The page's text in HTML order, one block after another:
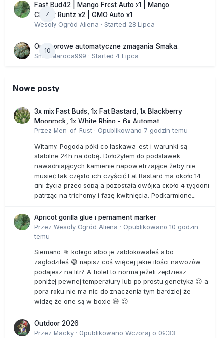
7
Fast Bud42 | Mango Frost Auto x1 | Mango
Cherry Runtz x2 | GMO Auto x1
Wesoły Ogród Aliena · Started 28 Lipca
10
Outdoorowe automatyczne zmagania Smaka.
SmakMaroca999 · Started 4 Lipca
Nowe posty
3x mix Fast Buds, 1x Fat Bastard, 1x Blackberry
Moonrock, 1x White Rhino - 6x Automat
Przez Men_of_Rust · Opublikowano 7 godzin temu
Witamy. Pogoda póki co łaskawa jest i warunki są
stabilne 24h na dobę. Dołożyłem do podstawek
nawadniających kamienie napowietrzające żeby nie
musieć tak często ich czyścić.Fat Bastard ma około 14
dni życia przed sobą a pozostała dwójka około 4 tygodni
patrząc na trichomy i fazę kwitnięcia. Podkarmione...
Apricot gorilla glue i pernament marker
Przez Wesoły Ogród Aliena · Opublikowano 10 godzin
temu
Siemano 👊 kolego albo je zablokowałeś albo
zagłodziłeś 😅 napisz coś więcej jakie ilości nawozów
podajesz na litr? A fiolet to norma jeżeli zejdziesz
poniżej pewnej temperatury lub po prostu genetyka 😉 a
pora roku nie ma nic do znaczenia tym bardziej że
widzę że one są w boxie 😅 😉
Outdoor 2026
Przez Macky · Opublikowano Wczoraj o 09:33